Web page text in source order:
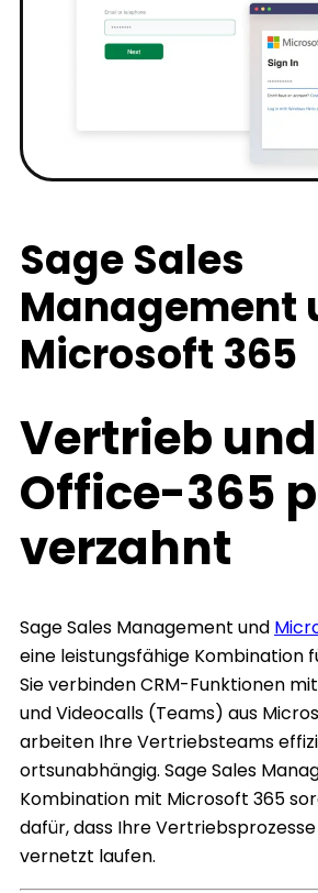
Sage Sales
Management
Microsoft 365
Vertrieb und
Office-365
verzahnt
Sage Sales Management und
eine leistungsfähige Kombination
Sie verbinden CRM-Funktionen
und Videocalls (Teams) aus
arbeiten Ihre Vertriebsteams
ortsunabhängig. Sage Sales
Kombination mit Microsoft 365
dafür, dass Ihre
vernetzt laufen.